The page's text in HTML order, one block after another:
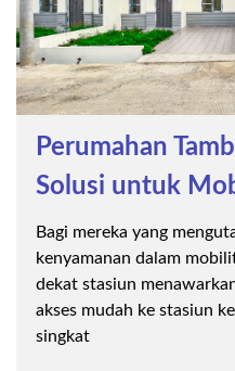
Perumahan
Solusi untuk
Bagi mereka yang
kenyamanan dalam
dekat stasiun
akses mudah ke stasiun
singkat